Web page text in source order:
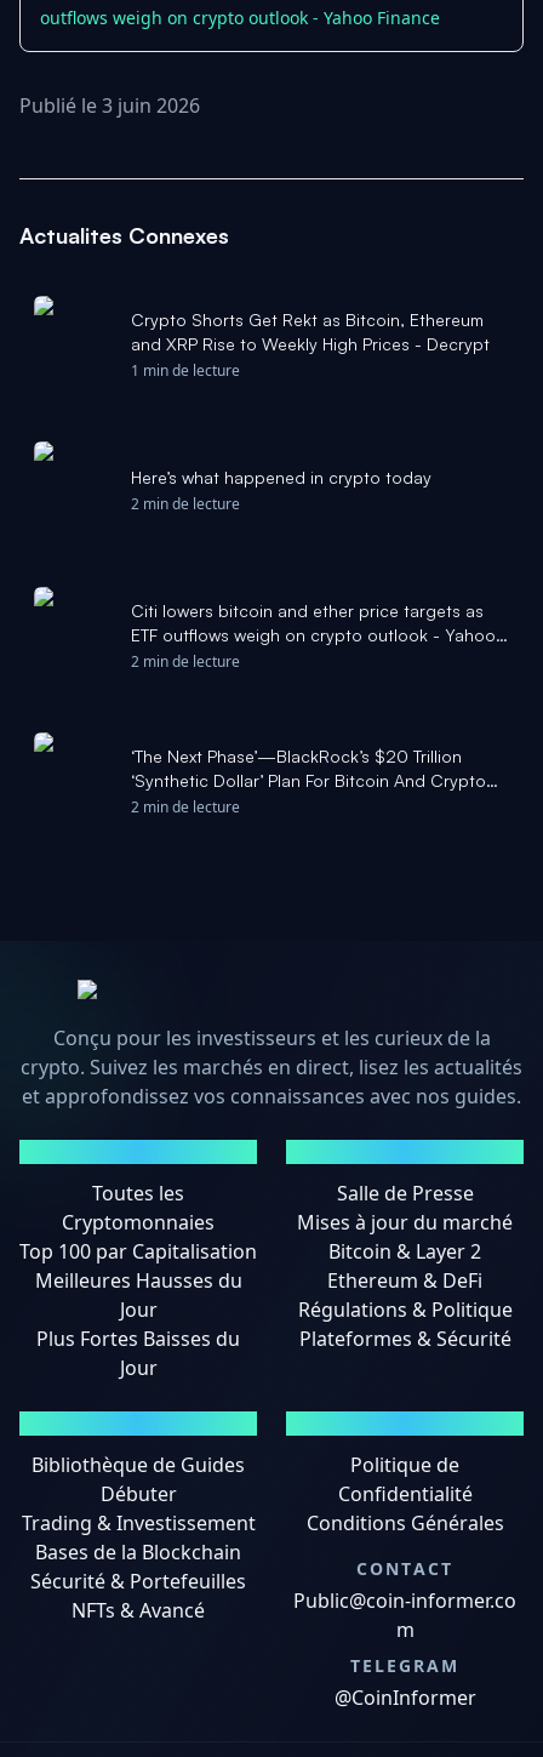
outflows weigh on crypto outlook - Yahoo Finance
Publié le 3 juin 2026
Actualites Connexes
Crypto Shorts Get Rekt as Bitcoin, Ethereum
and XRP Rise to Weekly High Prices - Decrypt
1 min de lecture
Here’s what happened in crypto today
2 min de lecture
Citi lowers bitcoin and ether price targets as
ETF outflows weigh on crypto outlook - Yahoo
Finance
2 min de lecture
‘The Next Phase’—BlackRock’s $20 Trillion
‘Synthetic Dollar’ Plan For Bitcoin And Crypto
Revealed As Price Crash Fears Surge - Forbes
2 min de lecture
Conçu pour les investisseurs et les curieux de la
crypto. Suivez les marchés en direct, lisez les actualités
et approfondissez vos connaissances avec nos guides.
Toutes les
Cryptomonnaies
Top 100 par Capitalisation
Meilleures Hausses du
Jour
Plus Fortes Baisses du
Jour
Salle de Presse
Mises à jour du marché
Bitcoin & Layer 2
Ethereum & DeFi
Régulations & Politique
Plateformes & Sécurité
Bibliothèque de Guides
Débuter
Trading & Investissement
Bases de la Blockchain
Sécurité & Portefeuilles
NFTs & Avancé
Politique de
Confidentialité
Conditions Générales
CONTACT
Public@coin-informer.co
m
TELEGRAM
@CoinInformer